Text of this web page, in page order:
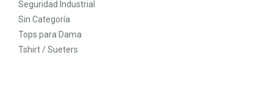
Seguridad Industrial
Sin Categoría
Tops para Dama
Tshirt / Sueters